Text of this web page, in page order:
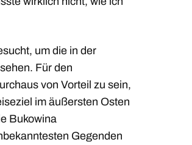
um die in der
Für den
von Vorteil zu sein,
im äußersten Osten
Bukowina
Gegenden